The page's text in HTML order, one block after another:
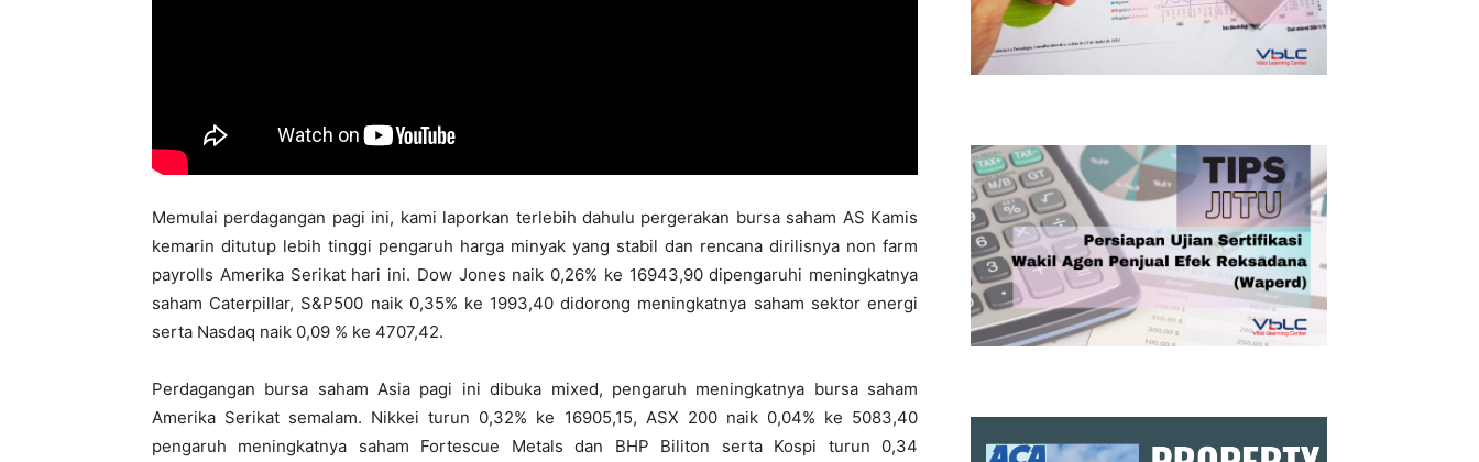
Memulai perdagangan pagi ini, kami laporkan terlebih dahulu pergerakan bursa saham AS Kamis
kemarin ditutup lebih tinggi pengaruh harga minyak yang stabil dan rencana dirilisnya non farm
payrolls Amerika Serikat hari ini. Dow Jones naik 0,26% ke 16943,90 dipengaruhi meningkatnya
saham Caterpillar, S&P500 naik 0,35% ke 1993,40 didorong meningkatnya saham sektor energi
serta Nasdaq naik 0,09 % ke 4707,42.
Perdagangan bursa saham Asia pagi ini dibuka mixed, pengaruh meningkatnya bursa saham
Amerika Serikat semalam. Nikkei turun 0,32% ke 16905,15, ASX 200 naik 0,04% ke 5083,40
pengaruh meningkatnya saham Fortescue Metals dan BHP Biliton serta Kospi turun 0,34